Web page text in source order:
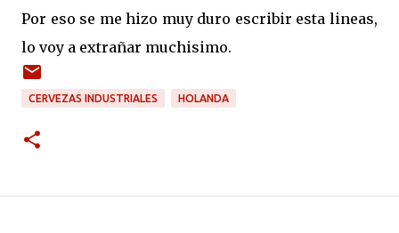
Por eso se me hizo muy duro escribir esta lineas,
lo voy a extrañar muchisimo.
CERVEZAS INDUSTRIALES HOLANDA